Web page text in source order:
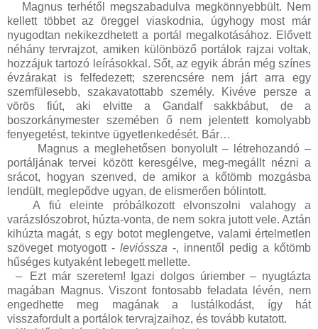
Magnus terhétől megszabadulva megkönnyebbült. Nem
kellett többet az öreggel viaskodnia, úgyhogy most már
nyugodtan nekikezdhetett a portál megalkotásához. Elővett
néhány tervrajzot, amiken különböző portálok rajzai voltak,
hozzájuk tartozó leírásokkal. Sőt, az egyik ábrán még színes
évzárakat is felfedezett; szerencsére nem járt arra egy
szemfülesebb, szakavatottabb személy. Kivéve persze a
vörös fiút, aki elvitte a Gandalf sakkbábut, de a
boszorkánymester szemében ő nem jelentett komolyabb
fenyegetést, tekintve ügyetlenkedését. Bár…
Magnus a meglehetősen bonyolult – létrehozandó –
portáljának tervei között keresgélve, meg-megállt nézni a
srácot, hogyan szenved, de amikor a kőtömb mozgásba
lendült, meglepődve ugyan, de elismerően bólintott.
A fiú eleinte próbálkozott elvonszolni valahogy a
varázslószobrot, húzta-vonta, de nem sokra jutott vele. Aztán
kihúzta magát, s egy botot meglengetve, valami értelmetlen
szöveget motyogott - levióssza -, innentől pedig a kőtömb
hűséges kutyaként lebegett mellette.
–
Ezt már szeretem! Igazi dolgos úriember – nyugtázta
magában Magnus. Viszont fontosabb feladata lévén, nem
engedhette meg magának a lustálkodást, így hát
visszafordult a portálok tervrajzaihoz, és tovább kutatott.